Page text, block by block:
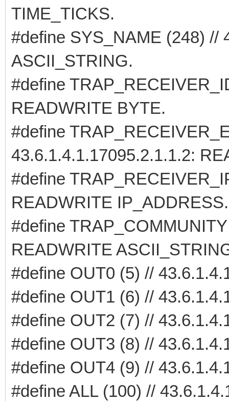
TIME_TICKS.
#define SYS_NAME (248) //
ASCII_STRING.
#define
READWRITE BYTE.
#define
43.6.1.4.1.17095.2.1.1.2:
#define
READWRITE IP_ADDRESS.
#define
READWRITE
#define OUT0 (5) //
#define OUT1 (6) //
#define OUT2 (7) //
#define OUT3 (8) //
#define OUT4 (9) //
#define ALL (100) //